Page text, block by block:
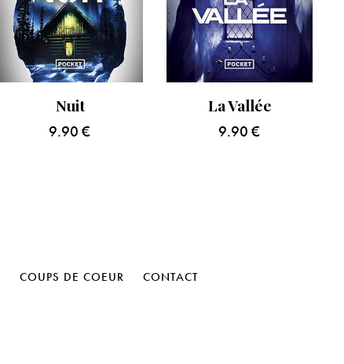
Nuit
9.90 €
La Vallée
9.90 €
COUPS DE COEUR CONTACT